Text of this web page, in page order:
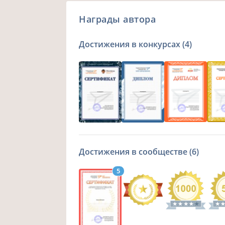
Награды автора
Достижения в конкурсах (4)
Достижения в сообществе (6)
5